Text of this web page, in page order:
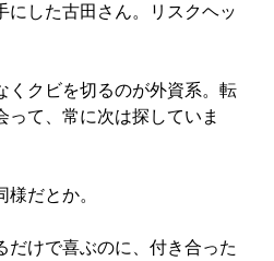
した古田さん。リスクヘッ
くクビを切るのが外資系。転
って、常に次は探していま
だとか。
だけで喜ぶのに、付き合った